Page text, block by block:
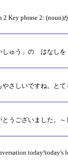
2 Key phrase 2: (noun)
しゅう」の はなし
さしいですね。とて
とうございました。～
today!today's